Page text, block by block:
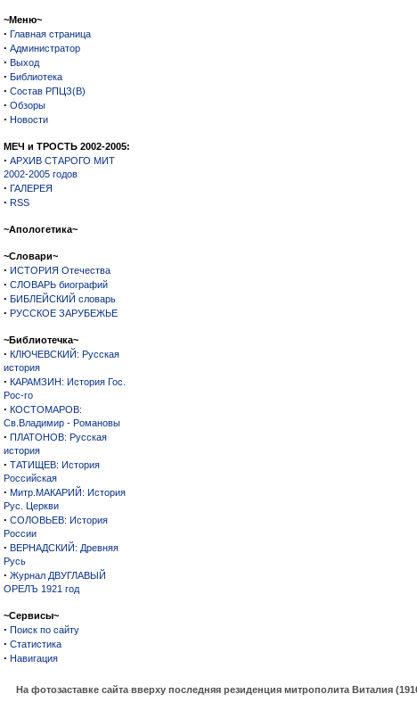
~Меню~
· Главная страница
· Администратор
· Выход
· Библиотека
· Состав РПЦЗ(В)
· Обзоры
· Новости
МЕЧ и ТРОСТЬ 2002-2005:
· АРХИВ СТАРОГО МИТ
2002-2005 годов
· ГАЛЕРЕЯ
· RSS
~Апологетика~
~Словари~
· ИСТОРИЯ Отечества
· СЛОВАРЬ биографий
· БИБЛЕЙСКИЙ словарь
· РУССКОЕ ЗАРУБЕЖЬЕ
~Библиотечка~
· КЛЮЧЕВСКИЙ: Русская
история
· КАРАМЗИН: История Гос.
Рос-го
· КОСТОМАРОВ:
Св.Владимир - Романовы
· ПЛАТОНОВ: Русская
история
· ТАТИЩЕВ: История
Российская
· Митр.МАКАРИЙ: История
Рус. Церкви
· СОЛОВЬЕВ: История
России
· ВЕРНАДСКИЙ: Древняя
Русь
· Журнал ДВУГЛАВЫЙ
ОРЕЛЪ 1921 год
~Сервисы~
· Поиск по сайту
· Статистика
· Навигация
На фотозаставке сайта вверху последняя резиденция митрополита Виталия